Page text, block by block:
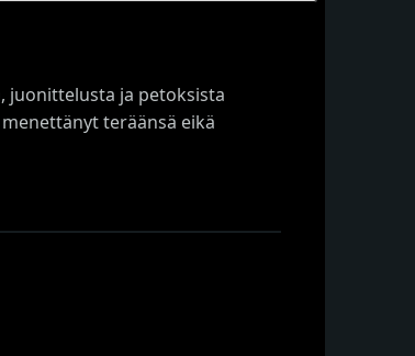
juonittelusta ja petoksista
teräänsä eikä